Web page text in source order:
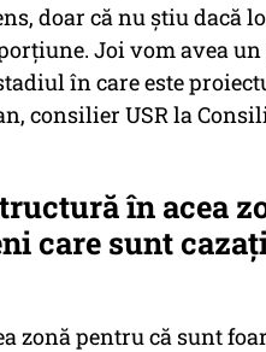
doar că nu știu dacă
Joi vom avea un
în care este
consilier USR la
în acea
care sunt
zonă pentru că sunt